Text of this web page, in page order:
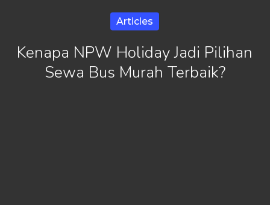
Articles
Kenapa NPW Holiday Jadi Pilihan
Sewa Bus Murah Terbaik?